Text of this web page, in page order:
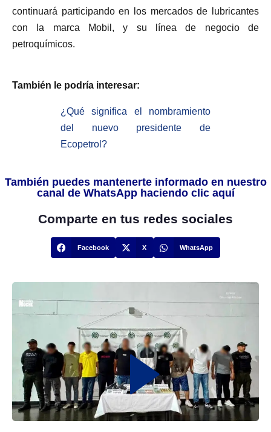
continuará participando en los mercados de lubricantes
con la marca Mobil, y su línea de negocio de
petroquímicos.
También le podría interesar:
¿Qué significa el nombramiento
del nuevo presidente de
Ecopetrol?
También puedes mantenerte informado en nuestro
canal de WhatsApp haciendo clic aquí
Comparte en tus redes sociales
Facebook X WhatsApp